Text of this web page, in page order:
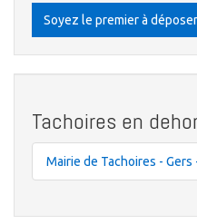
Soyez le premier à
Tachoires en
Mairie de Tachoires -